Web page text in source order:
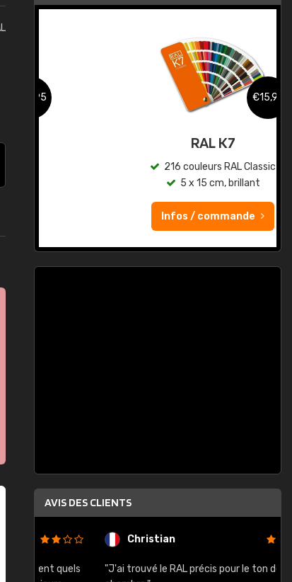
€15,95
216 couleurs RAL Classic
5 x 15 cm, brillant
Infos / commande
AVIS DES CLIENTS
Christian
"J'ai trouvé le RAL précis pour le ton de ma